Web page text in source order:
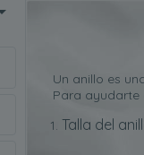
Un anillo es
Para ayudarte
Talla del